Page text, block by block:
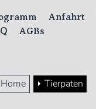
Anfahrt
AGBs
Home Tierpaten